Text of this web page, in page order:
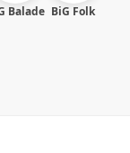
Balade BiG Folk